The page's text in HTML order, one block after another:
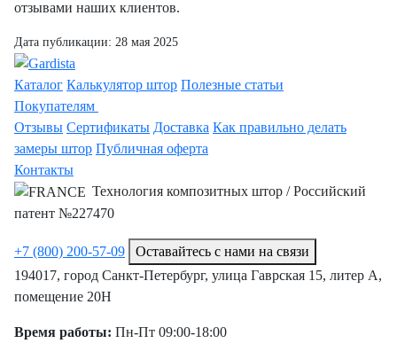
отзывами наших клиентов.
Дата публикации: 28 мая 2025
Каталог Калькулятор штор Полезные статьи
Покупателям
Отзывы Сертификаты Доставка Как правильно делать
замеры штор Публичная оферта
Контакты
Технология композитных штор / Российский
патент №227470
+7 (800) 200-57-09
Оставайтесь с нами на связи
194017, город Санкт-Петербург, улица Гаврская 15, литер А,
помещение 20Н
Время работы: Пн-Пт 09:00-18:00